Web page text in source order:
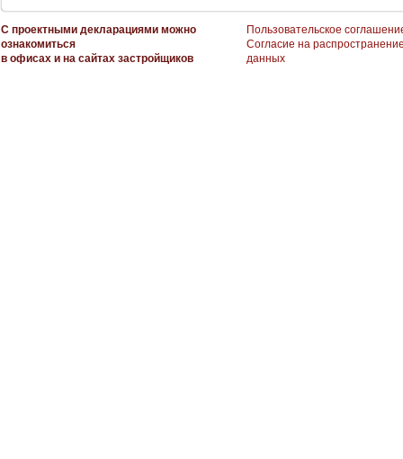
С проектными декларациями можно
ознакомиться
в офисах и на сайтах застройщиков
Пользовательское
Согласие на
данных